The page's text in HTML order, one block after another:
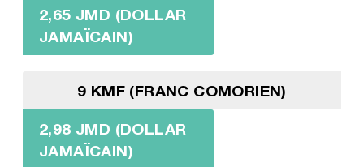
2,65 JMD (DOLLAR
JAMAÏCAIN)
9 KMF (FRANC COMORIEN)
2,98 JMD (DOLLAR
JAMAÏCAIN)